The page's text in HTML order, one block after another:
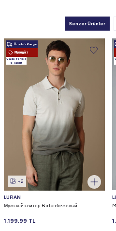
Benzer Ürünler
Ücretsiz Kargo
Новый Продукт
Vade farksız
6 Taksit
+2
LUFIAN
Мужской свитер Barton бежевый
1.199,99 TL